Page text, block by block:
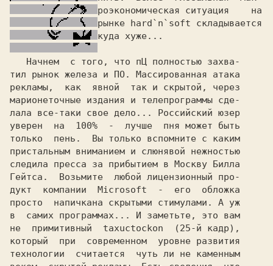
рынке hard`n`soft
   Начнем  с того, что
пЦ полностью захва-
тил рынок железа и ПО.
рекламы,
как  явной  так и скрытой, через
марионеточные издания и телепрограммы сде-
лала все-таки свое дело... Российский юзер
уверен  на
100% -  лучше пня может быть
только
пень. Вы только вспомните с каким
пристальным вниманием и слюнявой нежностью
следила пресса за прибытием в Москву Билла
Гейтса.
Возьмите  любой лицензионный про-
дукт  компании Microsoft
-  его  обложка
просто  напичкана скрытыми стимулами. А уж
в  самих программах... И заметьте, это вам
не  примитивный
taxuctockon
технологии  считается  чуть ли не каменным